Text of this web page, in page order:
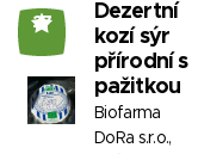
27
Dezertní
kozí sýr
přírodní s
pažitkou
Biofarma
DoRa s.r.o.,